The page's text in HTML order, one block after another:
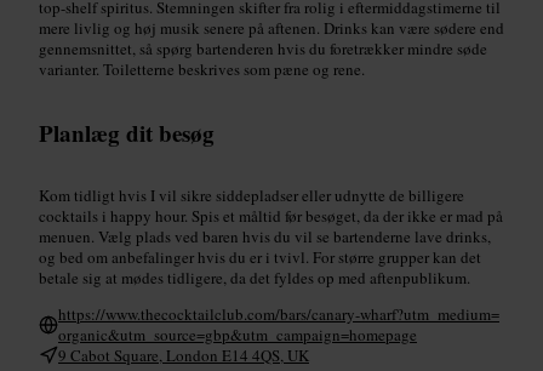
top-shelf spiritus. Stemningen skifter fra rolig i eftermiddagstimerne til
mere livlig og høj musik senere på aftenen. Drinks kan være sødere end
gennemsnittet, så spørg bartenderen hvis du foretrækker mindre søde
varianter. Toiletterne beskrives som pæne og rene.
Planlæg dit besøg
Kom tidligt hvis I vil sikre siddepladser eller udnytte de billigere
cocktails i happy hour. Spis et måltid før besøget, da der ikke er mad på
menuen. Vælg plads ved baren hvis du vil se bartenderne lave drinks,
og bed om anbefalinger hvis du er i tvivl. For større grupper kan det
betale sig at mødes tidligere, da det fyldes op med aftenpublikum.
https://www.thecocktailclub.com/bars/canary-wharf?utm_medium=
organic&utm_source=gbp&utm_campaign=homepage
9 Cabot Square, London E14 4QS, UK